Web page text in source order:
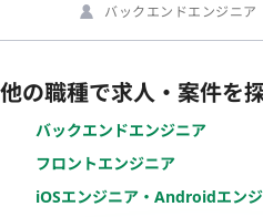
バックエンドエンジニア
他の職種で求人・案件を
バックエンドエンジニア
フロントエンジニア
iOSエンジニア・Androidエン